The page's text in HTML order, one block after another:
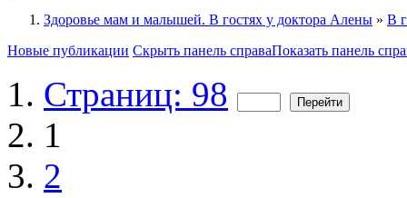
Здоровье мам и малышей. В гостях у доктора Алены » В
Новые публикации Скрыть панель справаПоказать панель
Страниц: 98
1
2